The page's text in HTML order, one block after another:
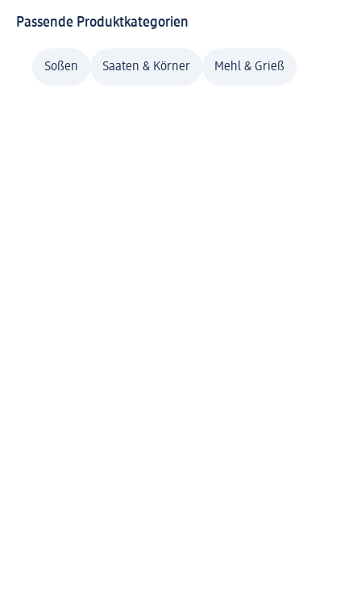
Passende Produktkategorien
Soßen Saaten & Körner Mehl & Grieß